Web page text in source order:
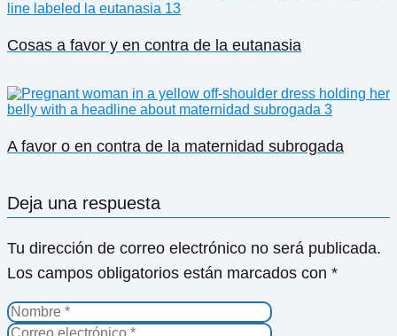
Cosas a favor y en contra de la eutanasia
A favor o en contra de la maternidad subrogada
Deja una respuesta
Tu dirección de correo electrónico no será publicada.
Los campos obligatorios están marcados con *